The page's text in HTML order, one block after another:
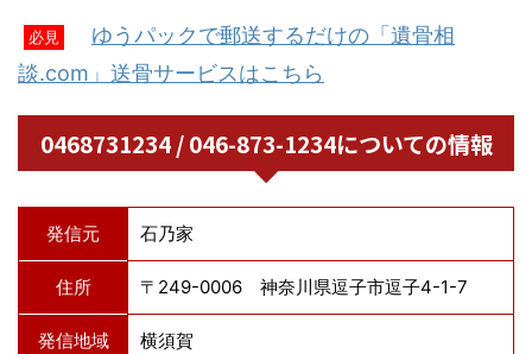
必見
ゆうパックで郵送するだけの「遺骨相
談.com」送骨サービスはこちら
0468731234 / 046-873-1234についての情報
発信元 石乃家
住所 〒249-0006 神奈川県逗子市逗子4-1-7
発信地域 横須賀